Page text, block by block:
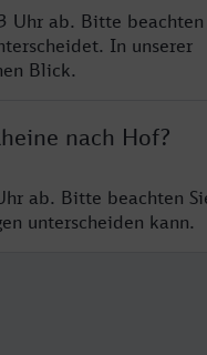
Uhr ab. Bitte beachten
In unserer
Blick.
nach Hof?
ab. Bitte beachten
unterscheiden kann.